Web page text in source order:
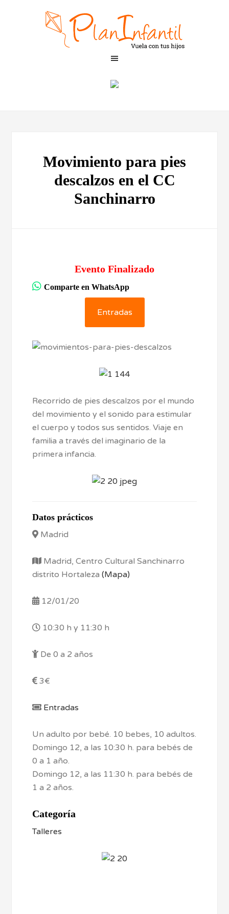
Movimiento para pies
descalzos en el CC
Sanchinarro
Evento Finalizado
Comparte en WhatsApp
Entradas
Recorrido de pies descalzos por el mundo
del movimiento y el sonido para estimular
el cuerpo y todos sus sentidos. Viaje en
familia a través del imaginario de la
primera infancia.
Datos prácticos
Madrid
Madrid, Centro Cultural Sanchinarro
distrito Hortaleza(Mapa)
12/01/20
10:30 h y 11:30 h
De 0 a 2 años
3€
Entradas
Un adulto por bebé. 10 bebes, 10 adultos.
Domingo 12, a las 10:30 h. para bebés de
0 a 1 año.
Domingo 12, a las 11:30 h. para bebés de
1 a 2 años.
Categoría
Talleres